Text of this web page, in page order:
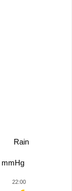
Rain
mmHg
22:00